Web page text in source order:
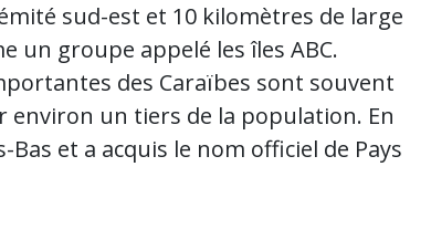
sud-est et 10 kilomètres de large
un groupe appelé les îles ABC.
des Caraïbes sont souvent
environ un tiers de la population. En
et a acquis le nom officiel de Pays